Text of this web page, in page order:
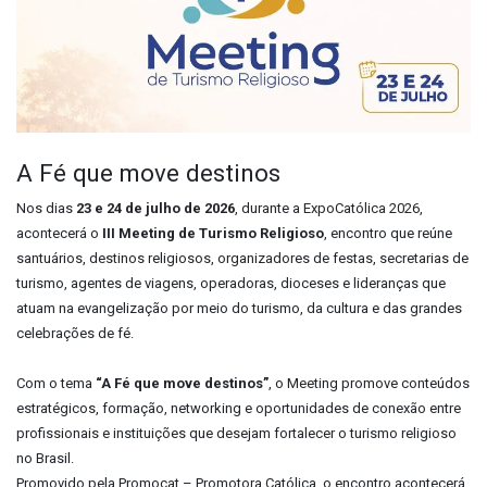
A Fé que move destinos
Nos dias 23 e 24 de julho de 2026, durante a ExpoCatólica 2026,
acontecerá o III Meeting de Turismo Religioso, encontro que reúne
santuários, destinos religiosos, organizadores de festas, secretarias de
turismo, agentes de viagens, operadoras, dioceses e lideranças que
atuam na evangelização por meio do turismo, da cultura e das grandes
celebrações de fé.
Com o tema “A Fé que move destinos”, o Meeting promove conteúdos
estratégicos, formação, networking e oportunidades de conexão entre
profissionais e instituições que desejam fortalecer o turismo religioso
no Brasil.
Promovido pela Promocat – Promotora Católica, o encontro acontecerá